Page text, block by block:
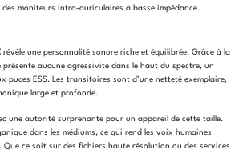
des moniteurs intra-auriculaires à basse impédance.
révèle une personnalité sonore riche et équilibrée. Grâce à la
présente aucune agressivité dans le haut du spectre, un
puces ESS. Les transitoires sont d’une netteté exemplaire,
large et profonde.
une autorité surprenante pour un appareil de cette taille.
dans les médiums, ce qui rend les voix humaines
Que ce soit sur des fichiers haute résolution ou des services